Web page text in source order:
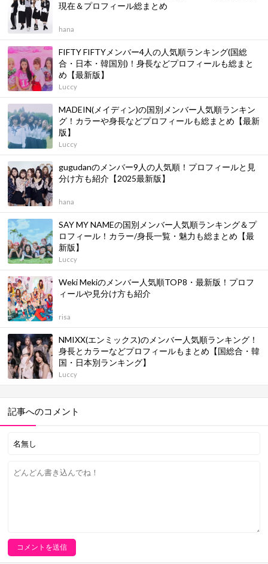
現在＆プロフィール総まとめ
hana
FIFTY FIFTYメンバー4人の人気順ランキング(国総
合・日本・韓国別)！身長などプロフィールも総まと
め【最新版】
Luccy
MADEIN(メイディン)の国別メンバー人気順ランキン
グ！カラーや身長などプロフィールも総まとめ【最新
版】
Luccy
gugudanのメンバー9人の人気順！プロフィールと見
分け方も紹介【2025最新版】
hana
SAY MY NAMEの国別メンバー人気順ランキング＆プ
ロフィール！カラー/身長一覧・魅力も総まとめ【最
新版】
Luccy
Weki Mekiのメンバー人気順TOP8・最新版！プロフ
ィールや見分け方も紹介
risa
NMIXX(エンミックス)のメンバー人気順ランキング！
身長とカラーなどプロフィールもまとめ【国総合・韓
国・日本別ランキング】
Luccy
記事へのコメント